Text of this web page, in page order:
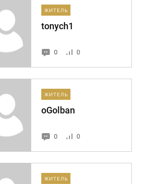
ЖИТЕЛЬ
tonych1
0 0
ЖИТЕЛЬ
oGolban
0 0
ЖИТЕЛЬ